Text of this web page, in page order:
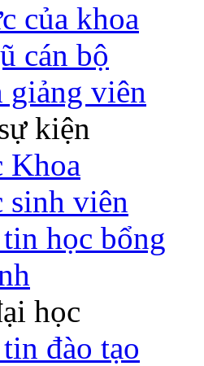
của khoa
cán bộ
viên
kiện
Khoa
sinh viên
học bổng
học
đào tạo